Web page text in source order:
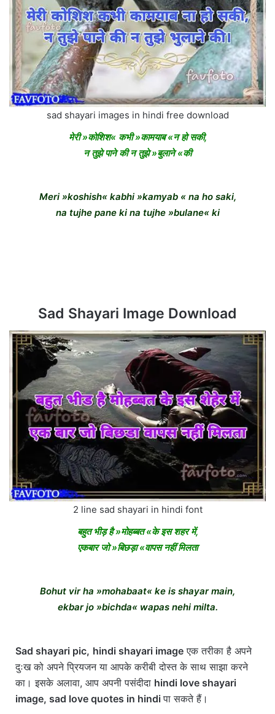
sad shayari images in hindi free download
मेरी »कोशिश« कभी »कामयाब «न हो सकी,
न तुझे पाने की न तुझे »बुलाने «की
Meri »koshish« kabhi »kamyab « na ho saki,
na tujhe pane ki na tujhe »bulane« ki
Sad Shayari Image Download
2 line sad shayari in hindi font
बहुत भीड़ है »मोहब्बत «के इस शहर में,
एकबार जो »बिछड़ा «वापस नहीं मिलता
Bohut vir ha »mohabaat« ke is shayar main,
ekbar jo »bichda« wapas nehi milta.
Sad shayari pic, hindi shayari image एक तरीका है अपने
दुःख को अपने प्रियजन या आपके करीबी दोस्त के साथ साझा करने
का। इसके अलावा, आप अपनी पसंदीदा hindi love shayari
image, sad love quotes in hindiपा सकते हैं।